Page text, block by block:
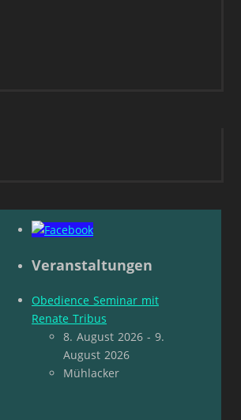
Veranstaltungen
Obedience Seminar mit
Renate Tribus
8. August 2026 - 9.
August 2026
Mühlacker